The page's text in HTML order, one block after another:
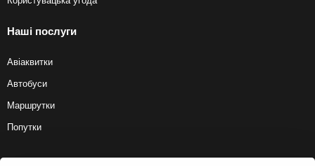
Наші послуги
Авіаквитки
Автобуси
Маршрутки
Попутки